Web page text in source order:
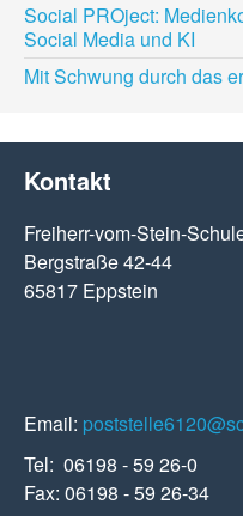
Social PROject:
Social Media und KI
Mit Schwung durch das
Kontakt
Freiherr-vom-Stein-
Bergstraße 42-44
65817 Eppstein
Email:
Tel: 06198 - 59 26-0
Fax: 06198 - 59 26-34